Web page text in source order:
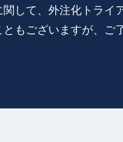
して、外注化トライ
もございますが、ご